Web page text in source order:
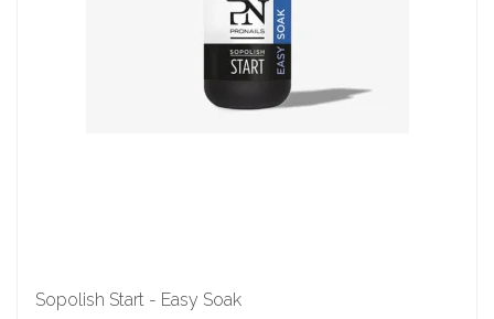
Sopolish Start - Easy Soak